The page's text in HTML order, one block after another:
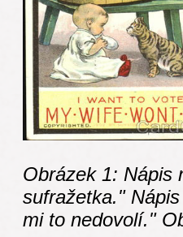
Obrázek 1: Nápis
sufražetka."
mi to nedovolí."